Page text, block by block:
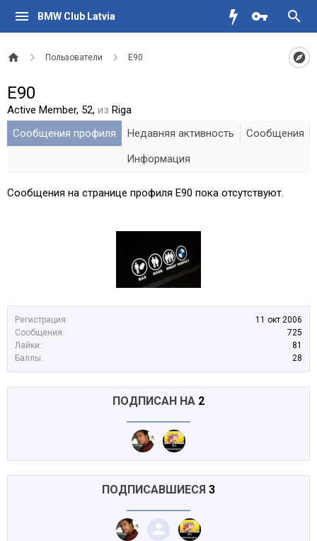
BMW Club Latvia
Пользователи E90
Регистрация:
11 окт 2006
Сообщения:
725
Лайки:
81
Баллы:
28
ПОДПИСАН НА 2
ПОДПИСАВШИЕСЯ 3
E90
Active Member, 52, из Riga
Сообщения профиля
Недавняя активность
Сообщения
Информация
Сообщения на странице профиля E90 пока отсутствуют.